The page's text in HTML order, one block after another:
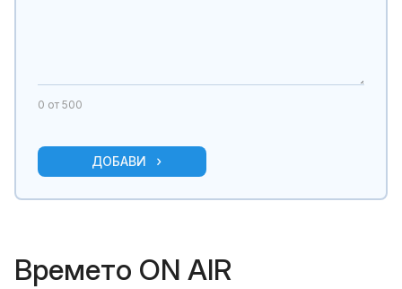
0 от 500
ДОБАВИ
Времето ON AIR